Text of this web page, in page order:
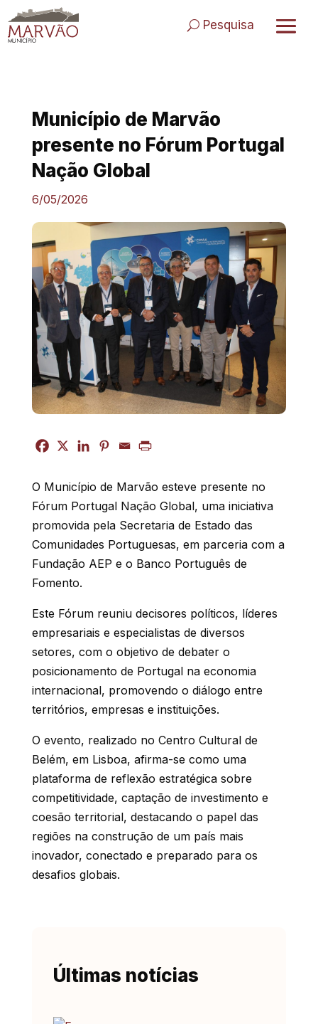
to
content
Pesquisa
Município de Marvão
presente no Fórum Portugal
Nação Global
6/05/2026
O Município de Marvão esteve presente no
Fórum Portugal Nação Global, uma iniciativa
promovida pela Secretaria de Estado das
Comunidades Portuguesas, em parceria com a
Fundação AEP e o Banco Português de
Fomento.
Este Fórum reuniu decisores políticos, líderes
empresariais e especialistas de diversos
setores, com o objetivo de debater o
posicionamento de Portugal na economia
internacional, promovendo o diálogo entre
territórios, empresas e instituições.
O evento, realizado no Centro Cultural de
Belém, em Lisboa, afirma-se como uma
plataforma de reflexão estratégica sobre
competitividade, captação de investimento e
coesão territorial, destacando o papel das
regiões na construção de um país mais
inovador, conectado e preparado para os
desafios globais.
Últimas notícias